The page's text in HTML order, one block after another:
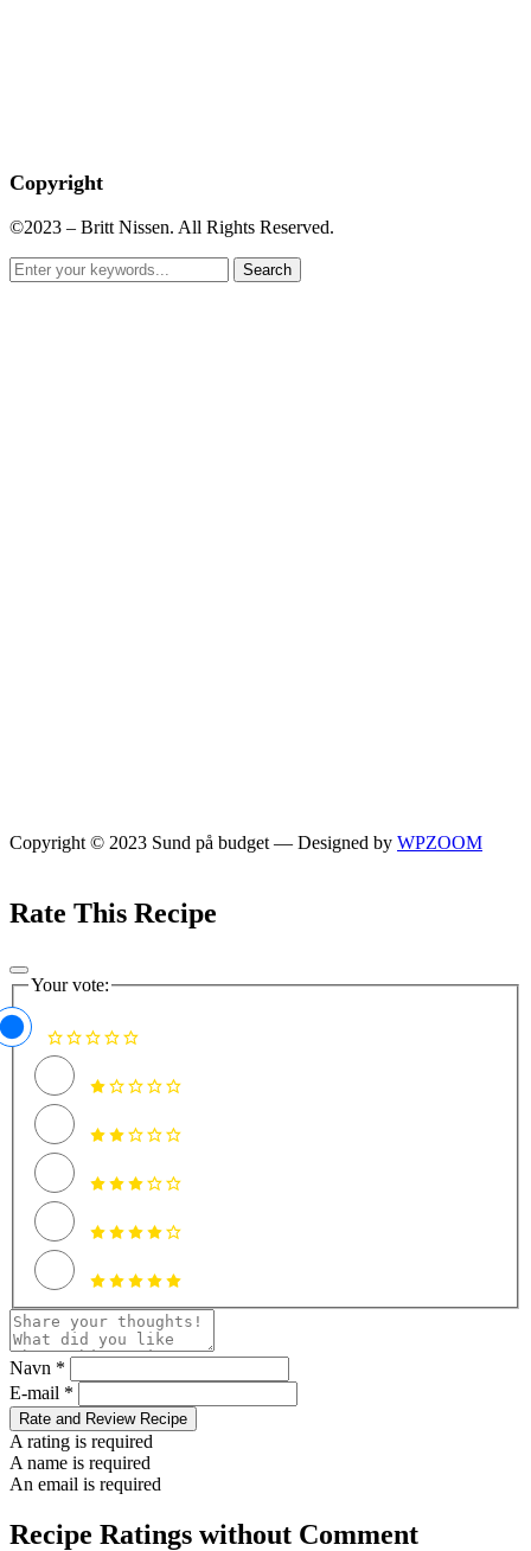
Copyright
©2023 – Britt Nissen. All Rights Reserved.
Copyright © 2023 Sund på budget — Designed by WPZOOM
Rate This Recipe
Your vote:
Navn *
E-mail *
Rate and Review Recipe
A rating is required
A name is required
An email is required
Recipe Ratings without Comment